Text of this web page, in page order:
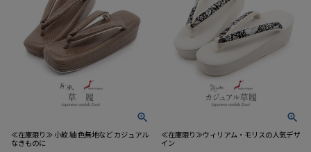
≪在庫限り≫ 小紋 紬 色無地など カジュアル
なきものに
≪在庫限り≫ウィリアム・モリスの人気デザ
イン